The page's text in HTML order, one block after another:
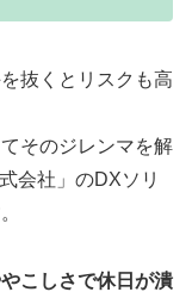
抜くとリスクも高
そのジレンマを解
会社」のDXソリ
こしさで休日が潰